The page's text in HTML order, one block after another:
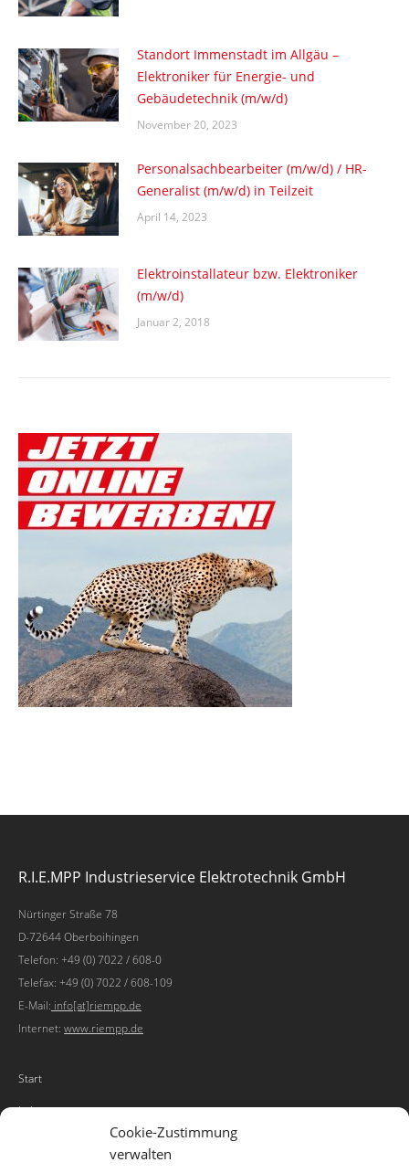
Cookie-Zustimmung
verwalten
Standort Immenstadt im Allgäu –
Elektroniker für Energie- und
Gebäudetechnik (m/w/d)
November 20, 2023
Personalsachbearbeiter (m/w/d) / HR-
Generalist (m/w/d) in Teilzeit
April 14, 2023
Elektroinstallateur bzw. Elektroniker
(m/w/d)
Januar 2, 2018
R.I.E.MPP Industrieservice Elektrotechnik GmbH
Nürtinger Straße 78
D-72644 Oberboihingen
Telefon: +49 (0) 7022 / 608-0
Telefax: +49 (0) 7022 / 608-109
E-Mail: info[at]riempp.de
Internet: www.riempp.de
Start
Leistungen